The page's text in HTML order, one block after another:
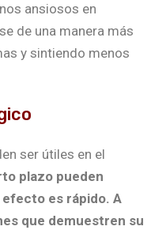
ansiosos en
de una manera más
y sintiendo menos
ser útiles en el
plazo pueden
es rápido. A
que demuestren su